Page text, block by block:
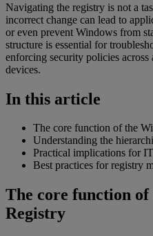
Navigating the registry is not a
incorrect change can lead to
or even prevent Windows from
structure is essential for
enforcing security policies
devices.
In this article
The core function of the
Understanding the
Practical implications for
Best practices for registry
The core function
Registry